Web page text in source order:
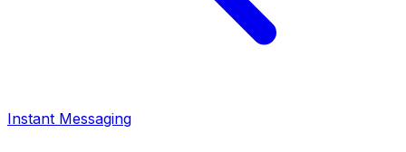
Instant Messaging